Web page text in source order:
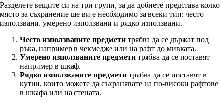
Разделете вещите си на три групи, за да добиете представа колко
място за съхранение ще ви е необходимо за всеки тип: често
използвани, умерено използвани и рядко използвани.
Често използваните предмети трябва да се държат под
ръка, например в чекмедже или на рафт до мивката.
Умерено използваните предмети трябва да се поставят
например в шкаф.
Рядко използваните предмети трябва да се поставят в
кутии, които можете да съхранявате на по-високи рафтове
в шкафа или на стената.